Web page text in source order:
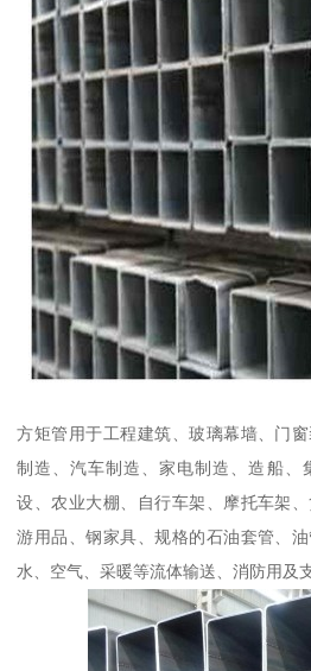
方矩管用于工程建筑、玻璃幕墙、门
制造、汽车制造、家电制造、造船、
设、农业大棚、自行车架、摩托车架
游用品、钢家具、规格的石油套管、
水、空气、采暖等流体输送、消防用及